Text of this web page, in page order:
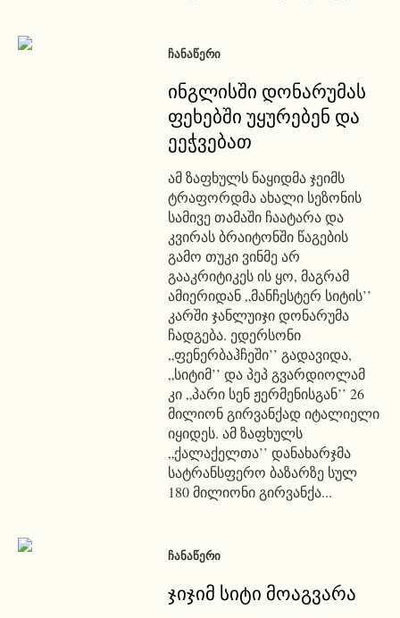
ᲩᲐᲜᲐᲬᲔᲠᲘ
ინგლისში დონარუმას
ფეხებში უყურებენ და
ეეჭვებათ
ამ ზაფხულს ნაყიდმა ჯეიმს
ტრაფორდმა ახალი სეზონის
სამივე თამაში ჩაატარა და
კვირას ბრაიტონში წაგების
გამო თუკი ვინმე არ
გააკრიტიკეს ის ყო, მაგრამ
ამიერიდან „მანჩესტერ სიტის’’
კარში ჯანლუიჯი დონარუმა
ჩადგება. ედერსონი
„ფენერბაჰჩეში’’ გადავიდა,
„სიტიმ’’ და პეპ გვარდიოლამ
კი „პარი სენ ჟერმენისგან’’ 26
მილიონ გირვანქად იტალიელი
იყიდეს. ამ ზაფხულს
„ქალაქელთა’’ დანახარჯმა
სატრანსფერო ბაზარზე სულ
180 მილიონი გირვანქა...
ᲩᲐᲜᲐᲬᲔᲠᲘ
ჯიჯიმ სიტი მოაგვარა